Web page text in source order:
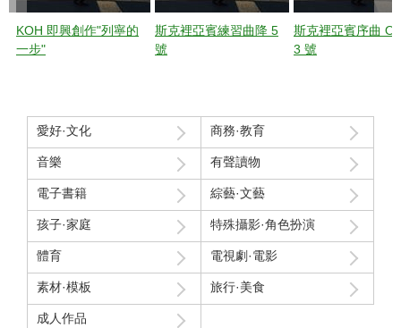
KOH 即興創作"列寧的
一步"
斯克裡亞賓練習曲降 5
號
斯克裡亞賓序曲
3 號
愛好·文化 商務·教育
音樂 有聲讀物
電子書籍 綜藝·文藝
孩子·家庭 特殊攝影·角色扮演
體育 電視劇·電影
素材·模板 旅行·美食
成人作品